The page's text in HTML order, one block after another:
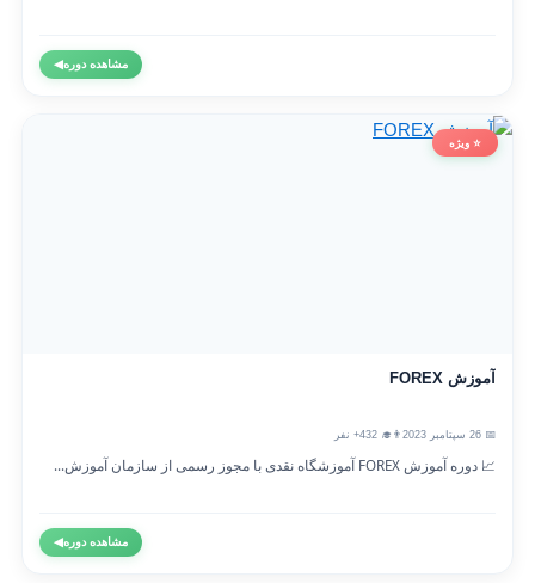
مشاهده دوره◀
⭐ ویژه
آموزش FOREX
👨‍🎓 432+ نفر
📈 دوره آموزش FOREX آموزشگاه نقدی با مجوز رسمی از سازمان آموزش...
مشاهده دوره◀